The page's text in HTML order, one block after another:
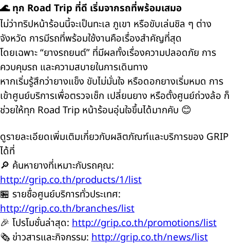
🌊 ทุก Road Trip ที่ดี เริ่มจากรถที่พร้อมเสมอ
ไม่ว่าทริปหน้าร้อนนี้จะเป็นทะเล ภูเขา หรือขับเล่นชิล ๆ ต่าง
จังหวัด การมีรถที่พร้อมใช้งานคือเรื่องสำคัญที่สุด
โดยเฉพาะ “ยางรถยนต์” ที่มีผลทั้งเรื่องความปลอดภัย การ
ควบคุมรถ และความสบายในการเดินทาง
หากเริ่มรู้สึกว่ายางแข็ง ขับไม่มั่นใจ หรือดอกยางเริ่มหมด การ
เข้าศูนย์บริการเพื่อตรวจเช็ก เปลี่ยนยาง หรือตั้งศูนย์ถ่วงล้อ ก็
ช่วยให้ทุก Road Trip หน้าร้อนอุ่นใจขึ้นได้มากคับ 😊
ดูรายละเอียดเพิ่มเติมเกี่ยวกับผลิตภัณฑ์และบริการของ GRIP
ได้ที่
🔎 ค้นหายางที่เหมาะกับรถคุณ:
http://grip.co.th/products/1/list
🏪 รายชื่อศูนย์บริการทั่วประเทศ:
http://grip.co.th/branches/list
🎉 โปรโมชั่นล่าสุด: http://grip.co.th/promotions/list
🗞️ ข่าวสารและกิจกรรม: http://grip.co.th/news/list